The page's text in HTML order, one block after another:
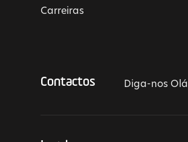
Carreiras
Contactos Diga-nos